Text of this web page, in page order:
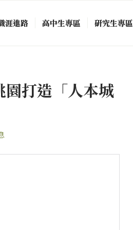
涯進路 高中生專區 研究生專區
打造「人本城